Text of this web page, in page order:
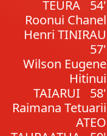
TEURA
54'
Roonui Chanel
Henri TINIRAU
57'
Wilson Eugene
Hitinui
TAIARUI
58'
Raimana Tetuarii
ATEO